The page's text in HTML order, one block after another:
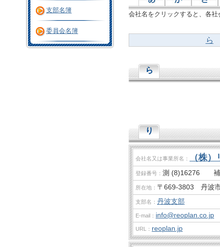
会社名をクリックすると、各
ら
ら
り
会社名又は事業所名： （株
登録番号： 測 (8)16276
所在地： 〒669-3803 丹波
支部名： 丹波支部
E-mail： info@reoplan.co.jp
URL： reoplan.jp
支部名簿
委員会名簿